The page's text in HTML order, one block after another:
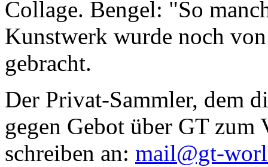
Collage. Bengel: "So
Kunstwerk wurde noch
gebracht.
Der Privat-Sammler, dem
gegen Gebot über GT zum
schreiben an: mail@gt-